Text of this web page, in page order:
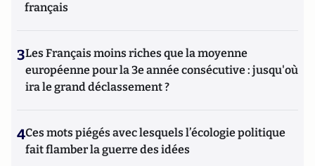
français
3Les Français moins riches que la moyenne
européenne pour la 3e année consécutive : jusqu'où
ira le grand déclassement ?
4Ces mots piégés avec lesquels l’écologie politique
fait flamber la guerre des idées